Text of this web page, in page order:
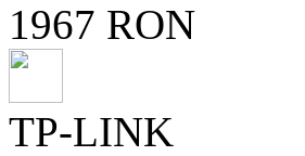
1967 RON
TP-LINK